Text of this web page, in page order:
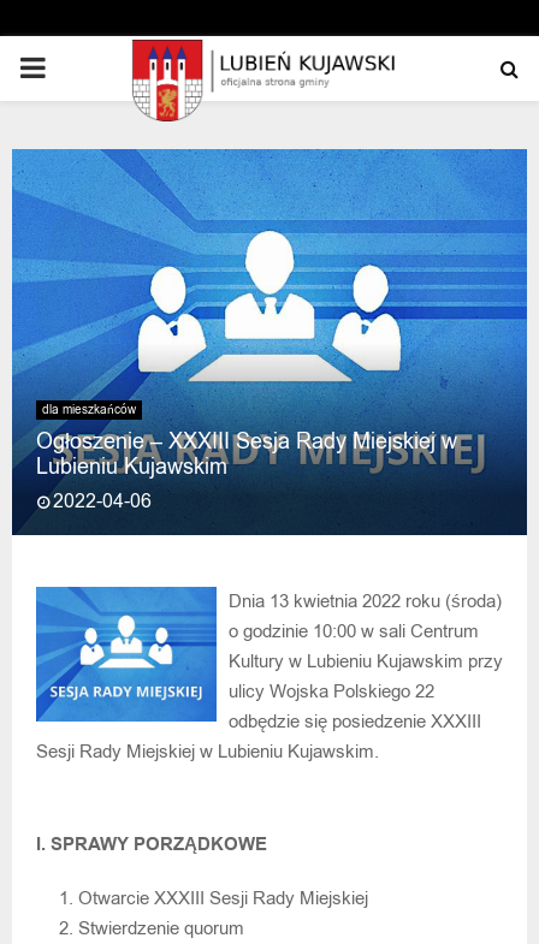
PRIMARY
dla mieszkańców
Ogłoszenie – XXXIII Sesja Rady Miejskiej w
Lubieniu Kujawskim
2022-04-06
Dnia 13 kwietnia 2022 roku (środa)
o godzinie 10:00 w sali Centrum
Kultury w Lubieniu Kujawskim przy
ulicy Wojska Polskiego 22
odbędzie się posiedzenie XXXIII
Sesji Rady Miejskiej w Lubieniu Kujawskim.
I. SPRAWY PORZĄDKOWE
Otwarcie XXXIII Sesji Rady Miejskiej
Stwierdzenie quorum